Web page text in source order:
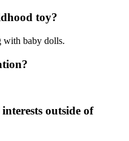
toy?
with baby dolls.
outside of